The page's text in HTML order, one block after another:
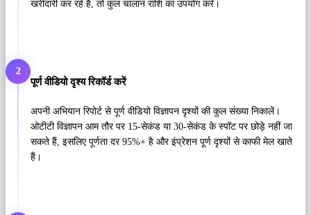
खरीदारी कर रहे हैं, तो कुल चालान राशि का उपयोग करें।
2
पूर्ण वीडियो दृश्य रिकॉर्ड करें
अपनी अभियान रिपोर्ट से पूर्ण वीडियो विज्ञापन दृश्यों की कुल संख्या निकालें।
ओटीटी विज्ञापन आम तौर पर 15-सेकंड या 30-सेकंड के स्पॉट पर छोड़े नहीं जा
सकते हैं, इसलिए पूर्णता दर 95%+ है और इंप्रेशन पूर्ण दृश्यों से काफी मेल खाते
हैं।